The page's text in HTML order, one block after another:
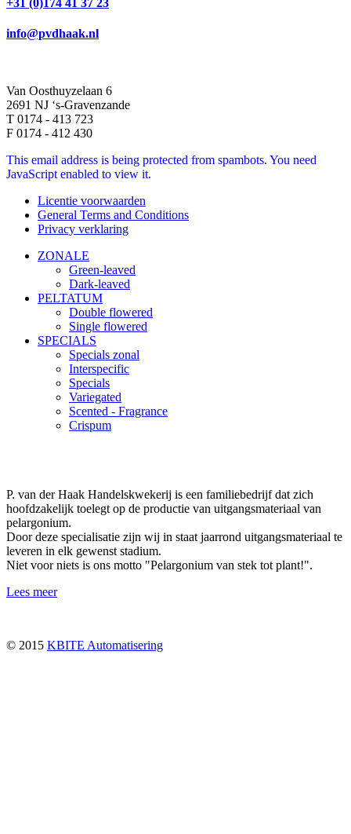
info@pvdhaak.nl
Van Oosthuyzelaan 6
2691 NJ ‘s-Gravenzande
T 0174 - 413 723
F 0174 - 412 430
This email address is being protected from spambots. You need
JavaScript enabled to view it.
Licentie voorwaarden
General Terms and Conditions
Privacy verklaring
ZONALE
Green-leaved
Dark-leaved
PELTATUM
Double flowered
Single flowered
SPECIALS
Specials zonal
Interspecific
Specials
Variegated
Scented - Fragrance
Crispum
P. van der Haak Handelskwekerij is een familiebedrijf dat zich
hoofdzakelijk toelegt op de productie van uitgangsmateriaal van
pelargonium.
Door deze specialisatie zijn wij in staat jaarrond uitgangsmateriaal te
leveren in elk gewenst stadium.
Niet voor niets is ons motto "Pelargonium van stek tot plant!".
Lees meer
© 2015 KBITE Automatisering